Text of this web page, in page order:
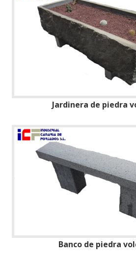
Jardinera de piedra
Banco de piedra